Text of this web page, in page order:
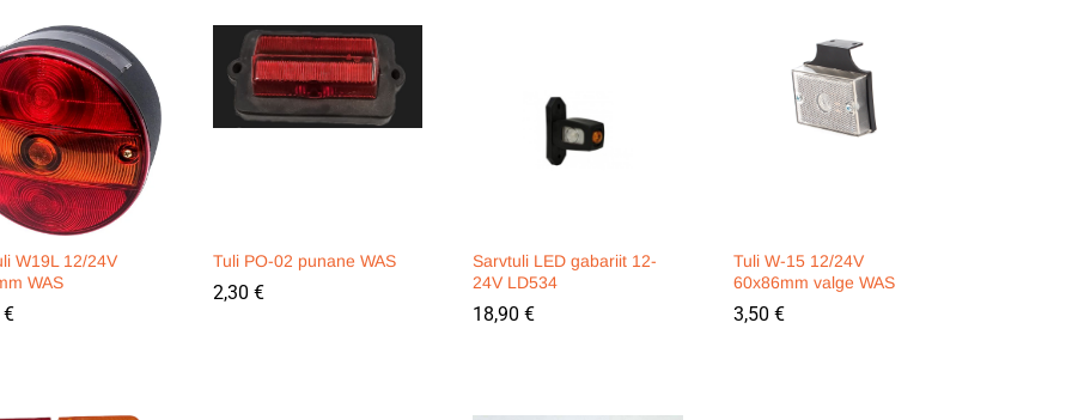
W19L 12/24V
WAS
€
€
Tuli PO-02 punane WAS
2,30 €
2,30 €
Sarvtuli LED gabariit 12-
24V LD534
18,90 €
18,90 €
Tuli W-15 12/24V
60x86mm valge WAS
3,50 €
3,50 €